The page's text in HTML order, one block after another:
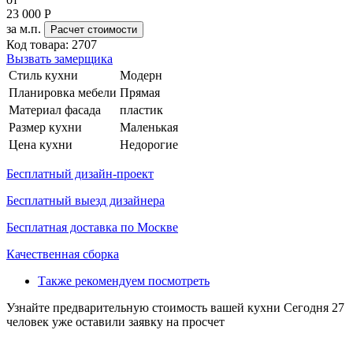
23 000 Р
за м.п.
Расчет стоимости
Код товара: 2707
Вызвать замерщика
Стиль кухни
Модерн
Планировка мебели Прямая
Материал фасада
пластик
Размер кухни
Маленькая
Цена кухни
Недорогие
Бесплатный дизайн-проект
Бесплатный выезд дизайнера
Бесплатная доставка по Москве
Качественная сборка
Также рекомендуем посмотреть
Узнайте предварительную стоимость вашей кухни Сегодня 27
человек уже оставили заявку на просчет